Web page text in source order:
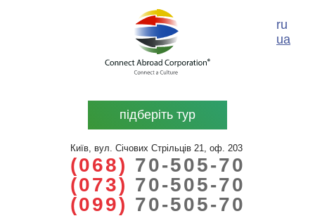
підберіть тур
Київ, вул. Січових Стрільців 21, оф. 203
(068) 70-505-70
(073) 70-505-70
(099) 70-505-70
ru
ua